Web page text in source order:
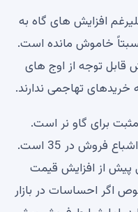
افزایش های گاه به
خاموش مانده است.
توجه از اوج های
خریدهای تهاجمی ندارند.
برای گاو نر است.
RSI در حال نزدیک شدن به منطقه اشباع فروش در 35 است.
پیش از افزایش قیمت
اگر احساسات در بازار